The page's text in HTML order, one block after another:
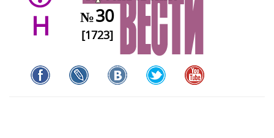
H №30
[1723]